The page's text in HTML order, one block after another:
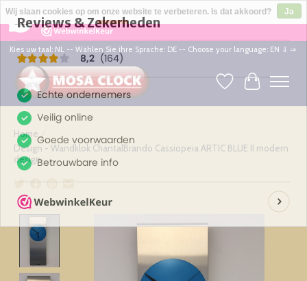
8,2
164 Reviews ×
Kies uw taal: NL -- Wählen Sie ihre Sprache: DE -- Choose your language: EN ⇓ ⇒
Verlanglijst
Home
Design - Wandklok ChantalBrando Cassiopeia ARTIC BLUE II modern
design
Product image slideshow Items
Wij slaan cookies op om onze website te verbeteren. Is dat akkoord?
Ja
Nee
Meer over cookies »